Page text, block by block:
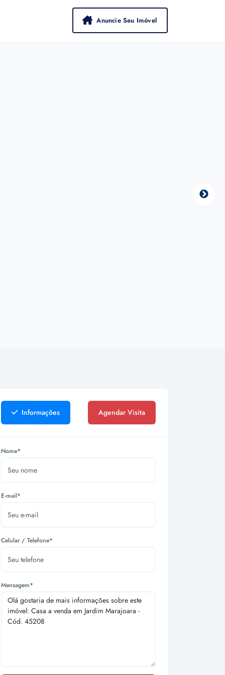
Anuncie Seu Imóvel
Informações Agendar Visita
Nome*
E-mail*
Celular / Telefone*
Mensagem*